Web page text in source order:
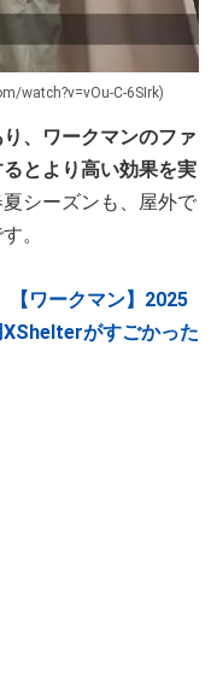
watch?v=vOu-C-6SIrk)
、ワークマンのファ
とより高い効果を実
シーズンも、屋外で
。
【ワークマン】2025
がすごかった